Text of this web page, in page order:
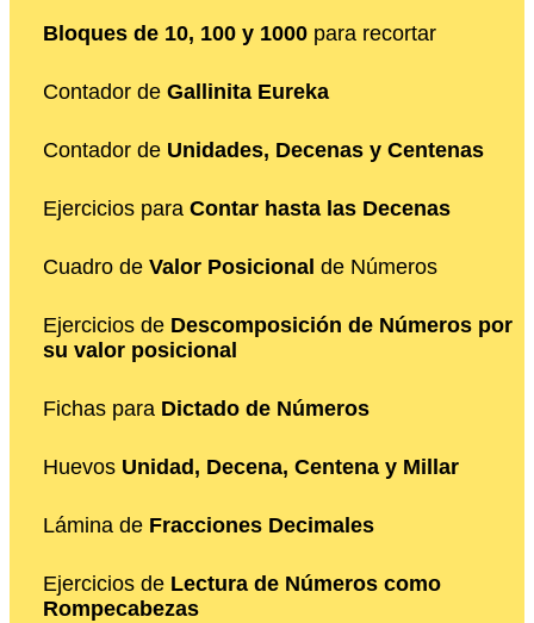
Bloques de 10, 100 y 1000 para recortar
Contador de Gallinita Eureka
Contador de Unidades, Decenas y Centenas
Ejercicios para Contar hasta las Decenas
Cuadro de Valor Posicional de Números
Ejercicios de Descomposición de Números por
su valor posicional
Fichas para Dictado de Números
Huevos Unidad, Decena, Centena y Millar
Lámina de Fracciones Decimales
Ejercicios de Lectura de Números como
Rompecabezas